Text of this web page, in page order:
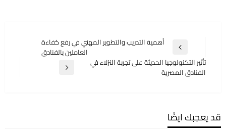
المقالات
المقالة
السابقة
أهمية التدريب والتطوير المهني في رفع كفاءة
العاملين بالفنادق
المقالة
تأثير التكنولوجيا الحديثة على تجربة النزلاء في
الفنادق المصرية
قد يعجبك ايضًا